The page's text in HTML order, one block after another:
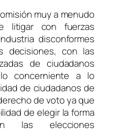
muy a menudo
litigar con fuerzas
disconformes
decisiones, con las
de ciudadanos
concerniente a lo
de ciudadanos de
de voto ya que
de elegir la forma
las elecciones